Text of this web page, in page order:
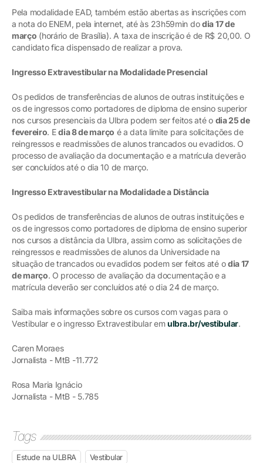
Pela modalidade EAD, também estão abertas as inscrições com
a nota do ENEM, pela internet, até às 23h59min dodia 17 de
março (horário de Brasília). A taxa de inscrição é de R$ 20,00. O
candidato fica dispensado de realizar a prova.
Ingresso Extravestibular na Modalidade Presencial
Os pedidos de transferências de alunos de outras instituições e
os de ingressos como portadores de diploma de ensino superior
nos cursos presenciais da Ulbra podem ser feitos até o dia 25 de
fevereiro. Edia 8 de março é a data limite para solicitações de
reingressos e readmissões de alunos trancados ou evadidos. O
processo de avaliação da documentação e a matrícula deverão
ser concluídos até o dia 10 de março.
Ingresso Extravestibular na Modalidade a Distância
Os pedidos de transferências de alunos de outras instituições e
os de ingressos como portadores de diploma de ensino superior
nos cursos a distância da Ulbra, assim como as solicitações de
reingressos e readmissões de alunos da Universidade na
situação de trancados ou evadidos podem ser feitos até odia 17
de março. O processo de avaliação da documentação e a
matrícula deverão ser concluídos até o dia 24 de março.
Saiba mais informações sobre os cursos com vagas para o
Vestibular e o ingresso Extravestibular emulbra.br/vestibular.
Caren Moraes
Jornalista - MtB -11.772
Rosa Maria Ignácio
Jornalista - MtB - 5.785
Tags
Estude na ULBRA Vestibular